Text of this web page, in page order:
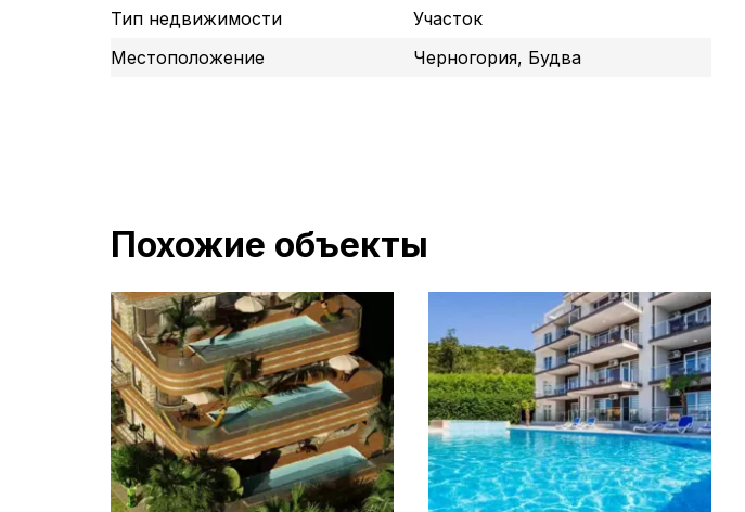
Тип недвижимости
Участок
Местоположение
Черногория, Будва
Похожие объекты